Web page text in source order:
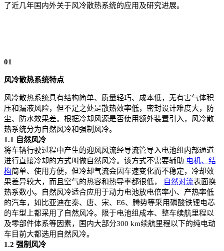
了近几年国内外关于风冷散热系统的应用及研究进展。
01
风冷散热系统特点
风冷散热系统具有结构简单、质量轻巧、成本低，无有害气体积
压和漏液风险，但不足之处是散热效率低，密封设计难度大，防
尘、防水效果差。根据冷却风源是否使用额外装置引入，风冷散
热系统分为自然风冷和强制风冷。
1.1 自然风冷
将车辆行驶过程中产生的迎风风流经导流管导入电池组内部通道
进行直接冷却的方式叫做自然风冷。该方式不需要辅助 电机、结
构简单、使用方便，但冷却气流会因车速变化而不稳定，冷却效
果差异较大，而且空气的热容和热导率都很低，
自然对流表面换
热系数小。自然风冷适合应用于动力电池放电倍率小、产热率低
的汽车，如比亚迪在秦、唐、宋、E6、腾势等采用磷酸铁锂电芯
的车型上都采用了自然风冷。限于电池组成本、整车续航里程以
及零部件体系等因素，国内大部分300 km续航里程以下的纯电动
车目前大都选用自然风冷。
1.2 强制风冷